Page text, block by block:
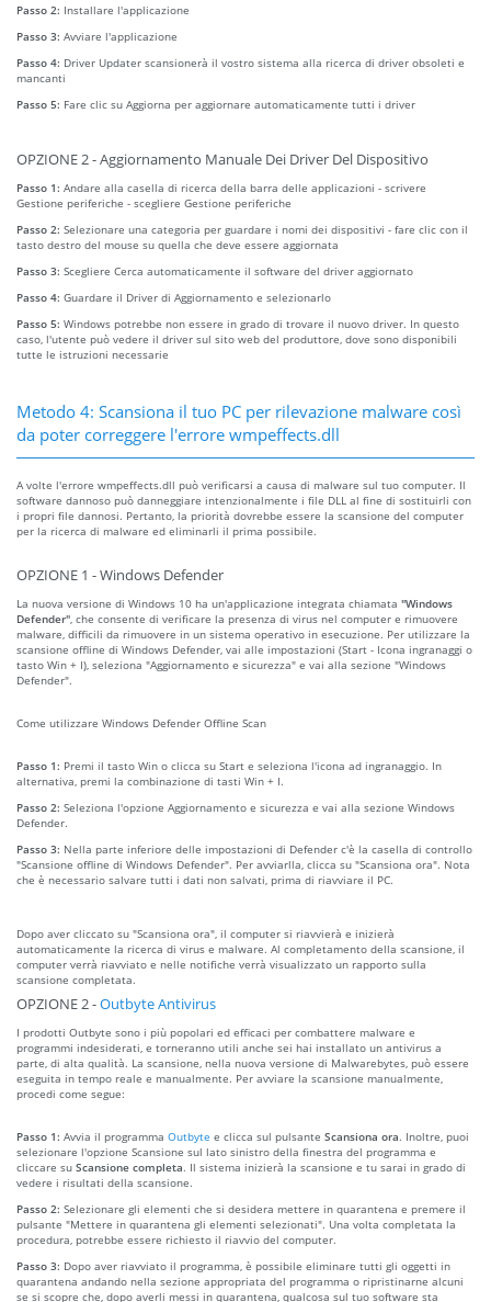
Passo 2: Installare l'applicazione
Passo 3: Avviare l'applicazione
Passo 4: Driver Updater scansionerà il vostro sistema alla ricerca di driver obsoleti e
mancanti
Passo 5: Fare clic su Aggiorna per aggiornare automaticamente tutti i driver
OPZIONE 2 - Aggiornamento Manuale Dei Driver Del Dispositivo
Passo 1: Andare alla casella di ricerca della barra delle applicazioni - scrivere
Gestione periferiche - scegliere Gestione periferiche
Passo 2: Selezionare una categoria per guardare i nomi dei dispositivi - fare clic con il
tasto destro del mouse su quella che deve essere aggiornata
Passo 3: Scegliere Cerca automaticamente il software del driver aggiornato
Passo 4: Guardare il Driver di Aggiornamento e selezionarlo
Passo 5: Windows potrebbe non essere in grado di trovare il nuovo driver. In questo
caso, l'utente può vedere il driver sul sito web del produttore, dove sono disponibili
tutte le istruzioni necessarie
Metodo 4: Scansiona il tuo PC per rilevazione malware così
da poter correggere l'errore wmpeffects.dll
A volte l'errore wmpeffects.dll può verificarsi a causa di malware sul tuo computer. Il
software dannoso può danneggiare intenzionalmente i file DLL al fine di sostituirli con
i propri file dannosi. Pertanto, la priorità dovrebbe essere la scansione del computer
per la ricerca di malware ed eliminarli il prima possibile.
OPZIONE 1 - Windows Defender
La nuova versione di Windows 10 ha un'applicazione integrata chiamata "Windows
Defender" , che consente di verificare la presenza di virus nel computer e rimuovere
malware, difficili da rimuovere in un sistema operativo in esecuzione. Per utilizzare la
scansione offline di Windows Defender, vai alle impostazioni (Start - Icona ingranaggi o
tasto Win + I), seleziona "Aggiornamento e sicurezza" e vai alla sezione "Windows
Defender".
Come utilizzare Windows Defender Offline Scan
Passo 1: Premi il tasto Win o clicca su Start e seleziona l'icona ad ingranaggio. In
alternativa, premi la combinazione di tasti Win + I.
Passo 2: Seleziona l'opzione Aggiornamento e sicurezza e vai alla sezione Windows
Defender.
Passo 3: Nella parte inferiore delle impostazioni di Defender c'è la casella di controllo
"Scansione offline di Windows Defender". Per avviarlla, clicca su "Scansiona ora". Nota
che è necessario salvare tutti i dati non salvati, prima di riavviare il PC.
Dopo aver cliccato su "Scansiona ora", il computer si riavvierà e inizierà
automaticamente la ricerca di virus e malware. Al completamento della scansione, il
computer verrà riavviato e nelle notifiche verrà visualizzato un rapporto sulla
scansione completata.
OPZIONE 2 -Outbyte Antivirus
I prodotti Outbyte sono i più popolari ed efficaci per combattere malware e
programmi indesiderati, e torneranno utili anche sei hai installato un antivirus a
parte, di alta qualità. La scansione, nella nuova versione di Malwarebytes, può essere
eseguita in tempo reale e manualmente. Per avviare la scansione manualmente,
procedi come segue:
Passo 1: Avvia il programma Outbyte e clicca sul pulsante Scansiona ora. Inoltre, puoi
selezionare l'opzione Scansione sul lato sinistro della finestra del programma e
cliccare su Scansione completa. Il sistema inizierà la scansione e tu sarai in grado di
vedere i risultati della scansione.
Passo 2: Selezionare gli elementi che si desidera mettere in quarantena e premere il
pulsante "Mettere in quarantena gli elementi selezionati". Una volta completata la
procedura, potrebbe essere richiesto il riavvio del computer.
Passo 3: Dopo aver riavviato il programma, è possibile eliminare tutti gli oggetti in
quarantena andando nella sezione appropriata del programma o ripristinarne alcuni
se si scopre che, dopo averli messi in quarantena, qualcosa sul tuo software sta